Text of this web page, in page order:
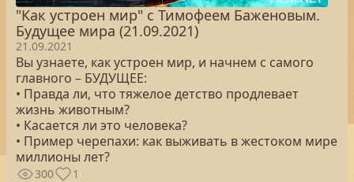
"Как устроен мир" с Тимофеем Баженовым.
Будущее мира (21.09.2021)
21.09.2021
Вы узнаете, как устроен мир, и начнем с самого
главного – БУДУЩЕЕ:
• Правда ли, что тяжелое детство продлевает
жизнь животным?
• Касается ли это человека?
• Пример черепахи: как выживать в жестоком мире
миллионы лет?
300 1